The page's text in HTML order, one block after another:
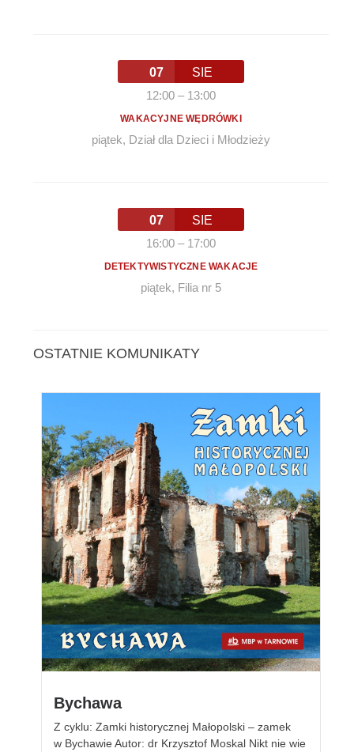
07
SIE
12:00 – 13:00
WAKACYJNE WĘDRÓWKI
piątek, Dział dla Dzieci i Młodzieży
07
SIE
16:00 – 17:00
DETEKTYWISTYCZNE WAKACJE
piątek, Filia nr 5
OSTATNIE KOMUNIKATY
Bychawa
Z cyklu: Zamki historycznej Małopolski – zamek
w Bychawie Autor: dr Krzysztof Moskal Nikt nie wie